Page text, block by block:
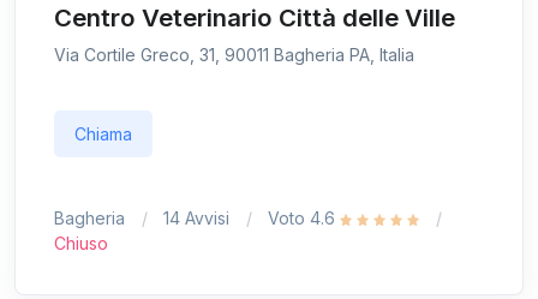
Centro Veterinario Città delle Ville
Via Cortile Greco, 31, 90011 Bagheria PA, Italia
Chiama
Bagheria 14 Avvisi
Voto 4.6
Chiuso